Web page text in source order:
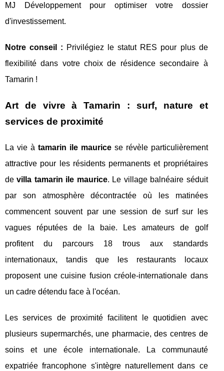
MJ Développement pour optimiser votre dossier
d'investissement.
Notre conseil : Privilégiez le statut RES pour plus de
flexibilité dans votre choix de résidence secondaire à
Tamarin !
Art de vivre à Tamarin : surf, nature et
services de proximité
La vie à tamarin ile mauricese révèle particulièrement
attractive pour les résidents permanents et propriétaires
devilla tamarin ile maurice. Le village balnéaire séduit
par son atmosphère décontractée où les matinées
commencent souvent par une session de surf sur les
vagues réputées de la baie. Les amateurs de golf
profitent du parcours 18 trous aux standards
internationaux, tandis que les restaurants locaux
proposent une cuisine fusion créole-internationale dans
un cadre détendu face à l'océan.
Les services de proximité facilitent le quotidien avec
plusieurs supermarchés, une pharmacie, des centres de
soins et une école internationale. La communauté
expatriée francophone s'intègre naturellement dans ce